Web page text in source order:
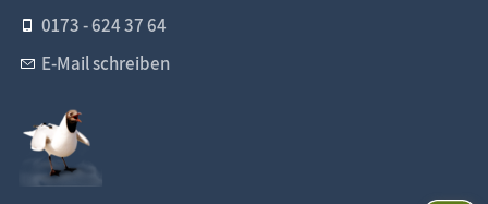
0173 - 624 37 64
E-Mail schreiben